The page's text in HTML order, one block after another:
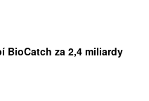
BioCatch za 2,4 miliardy